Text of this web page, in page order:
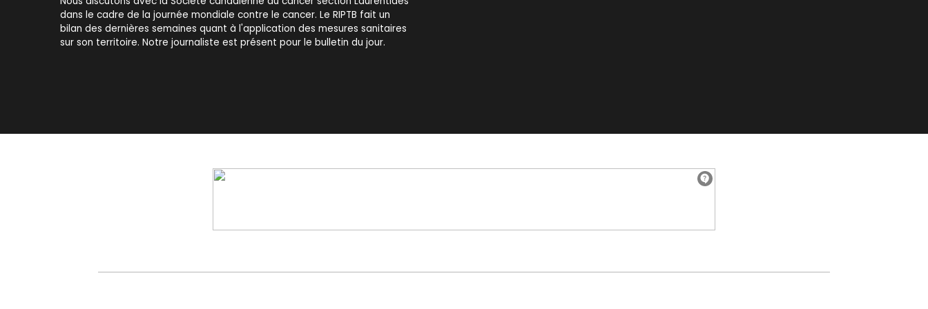
dans le cadre de la journée mondiale contre le cancer. Le RIPTB fait un
bilan des dernières semaines quant à l'application des mesures sanitaires
sur son territoire. Notre journaliste est présent pour le bulletin du jour.